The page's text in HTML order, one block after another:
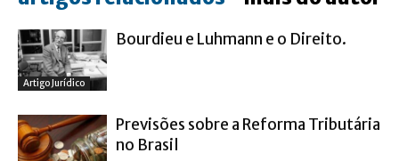
Artigo Jurídico
Bourdieu e Luhmann e o Direito.
Previsões sobre a Reforma Tributária
no Brasil